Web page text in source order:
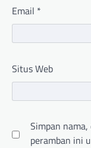
Email *
Situs Web
Simpan
peramban ini